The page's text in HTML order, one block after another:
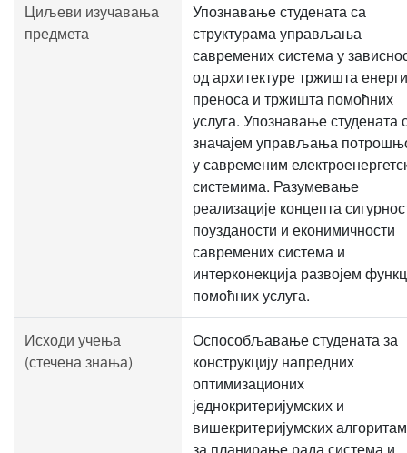
Циљеви изучавања
предмета
Упознавање студената са
структурама управљања
савремених система у
од архитектуре тржишта
преноса и тржишта помоћних
услуга. Упознавање студената
значајем управљања
у савременим
системима. Разумевање
реализације концепта
поузданости и еконимичности
савремених система и
интерконекција развојем
помоћних услуга.
Исходи учења
(стечена знања)
Оспособљавање студената за
конструкцију напредних
оптимизационих
једнокритеријумских и
вишекритеријумских